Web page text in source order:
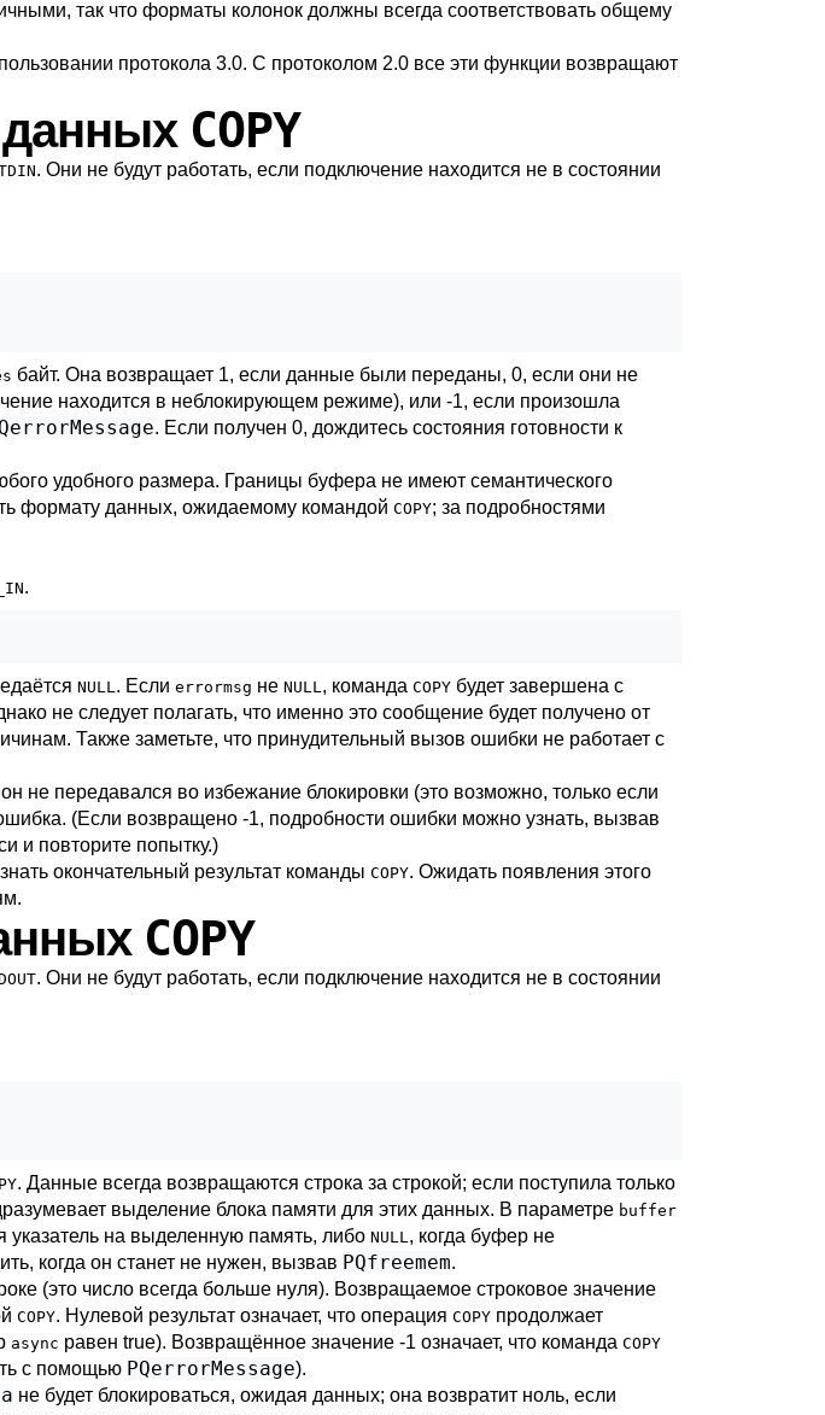
так что форматы колонок должны всегда соответствовать общему
протокола 3.0. С протоколом 2.0 все эти функции возвращают
данных COPY
. Они не будут работать, если подключение находится не в состоянии
байт. Она возвращает 1, если данные были переданы, 0, если они не
находится в неблокирующем режиме), или -1, если произошла
. Если получен 0, дождитесь состояния готовности к
удобного размера. Границы буфера не имеют семантического
формату данных, ожидаемому командой COPY; за подробностями
.
NULL. Если errormsg не NULL, команда COPY будет завершена с
не следует полагать, что именно это сообщение будет получено от
Также заметьте, что принудительный вызов ошибки не работает с
не передавался во избежание блокировки (это возможно, только если
(Если возвращено -1, подробности ошибки можно узнать, вызвав
и повторите попытку.)
окончательный результат команды COPY. Ожидать появления этого
COPY
. Они не будут работать, если подключение находится не в состоянии
. Данные всегда возвращаются строка за строкой; если поступила только
выделение блока памяти для этих данных. В параметре buffer
указатель на выделенную память, либо NULL, когда буфер не
когда он станет не нужен, вызвав PQfreemem.
(это число всегда больше нуля). Возвращаемое строковое значение
COPY. Нулевой результат означает, что операция COPY продолжает
async равен true). Возвращённое значение -1 означает, что команда COPY
с помощью PQerrorMessage).
не будет блокироваться, ожидая данных; она возвратит ноль, если